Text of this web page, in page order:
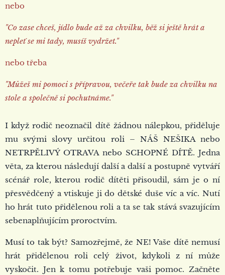
nebo
"Co zase chceš, jídlo bude až za chvilku, běž si ještě hrát a
nepleť se mi tady, musíš vydržet."
nebo třeba
"Můžeš mi pomoci s přípravou, večeře tak bude za chvilku na
stole a společně si pochutnáme."
I když rodič neoznačil dítě žádnou nálepkou, přiděluje
mu svými slovy určitou roli – NÁŠ NEŠIKA nebo
NETRPĚLIVÝ OTRAVA nebo SCHOPNÉ DÍTĚ. Jedna
věta, za kterou následují další a další a postupně vytváří
scénář role, kterou rodič dítěti přisoudil, sám je o ní
přesvědčený a vtiskuje ji do dětské duše víc a víc. Nutí
ho hrát tuto přidělenou roli a ta se tak stává svazujícím
sebenaplňujícím proroctvím.
Musí to tak být? Samozřejmě, že NE! Vaše dítě nemusí
hrát přidělenou roli celý život, kdykoli z ní může
vyskočit. Jen k tomu potřebuje vaši pomoc. Začněte